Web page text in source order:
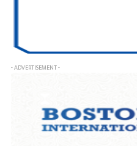
- ADVERTISEMENT -